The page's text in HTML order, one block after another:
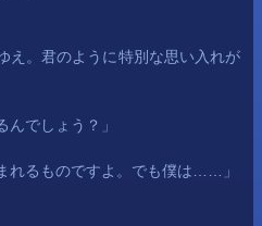
え。君のように特別な思い入れが
んでしょう？」
れるものですよ。でも僕は……」